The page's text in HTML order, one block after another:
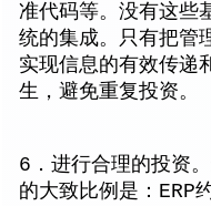
准代码等。没有这些
统的集成。只有把管
实现信息的有效传递
生，避免重复投资。
6．进行合理的投资
的大致比例是：ERP